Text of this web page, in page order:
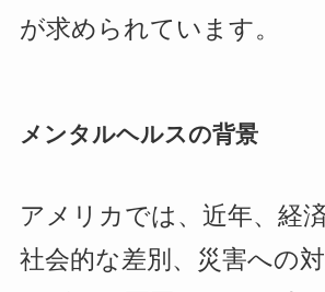
が求められています。
メンタルヘルスの背景
アメリカでは、近年、経
社会的な差別、災害への